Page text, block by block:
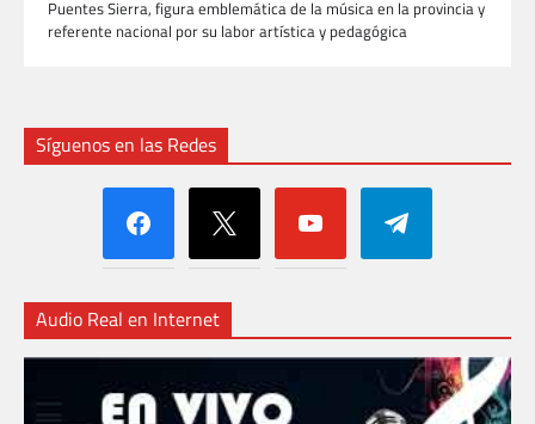
Puentes Sierra, figura emblemática de la música en la provincia y
referente nacional por su labor artística y pedagógica
Síguenos en las Redes
facebook x youtube telegram
Audio Real en Internet